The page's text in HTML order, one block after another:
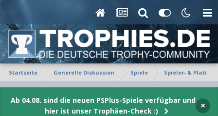
Startseite Generelle Diskussion Spiele Spieler- & Platin-
Ab 04.08. sind die neuen PSPlus-Spiele verfügbar und
hier ist unser Trophäen-Check :)
×